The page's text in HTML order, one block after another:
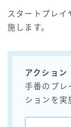
スタートプレ
施します。
アクション
手番のプレ
ションを実